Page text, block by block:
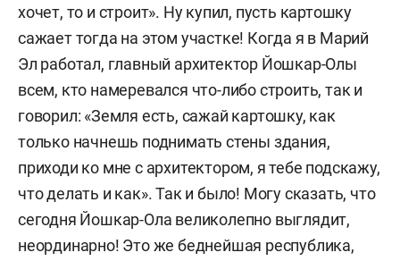
хочет, то и строит». Ну купил, пусть картошку
сажает тогда на этом участке! Когда я в Марий
Эл работал, главный архитектор Йошкар-Олы
всем, кто намеревался что-либо строить, так и
говорил: «Земля есть, сажай картошку, как
только начнешь поднимать стены здания,
приходи ко мне с архитектором, я тебе подскажу,
что делать и как». Так и было! Могу сказать, что
сегодня Йошкар-Ола великолепно выглядит,
неординарно! Это же беднейшая республика,